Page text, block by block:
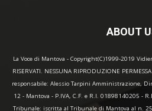
ABOUT
La Voce di Mantova - Copyright(C)1999-2019
RISERVATI. NESSUNA RIPRODUZIONE
responsabile: Alessio Tarpini Amministrazione,
12 - Mantova - P.IVA, C.F. e R.I. 01898140205 -
Tribunale: iscritta al Tribunale di Mantova al n.